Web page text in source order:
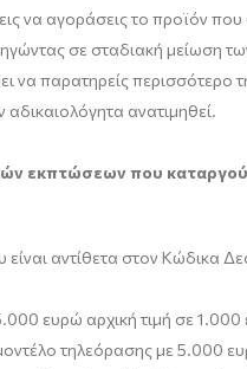
να αγοράσεις το προϊόν
σε σταδιακή μείωση
παρατηρείς περισσότερο
ανατιμηθεί.
εκπτώσεων που
αντίθετα στον Κώδικα
ευρώ αρχική τιμή σε
τηλεόρασης με 5.000